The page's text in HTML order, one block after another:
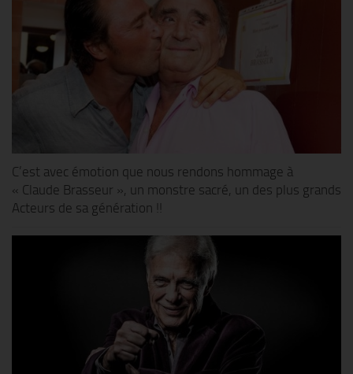
C’est avec émotion que nous rendons hommage à
« Claude Brasseur », un monstre sacré, un des plus grands
Acteurs de sa génération !!